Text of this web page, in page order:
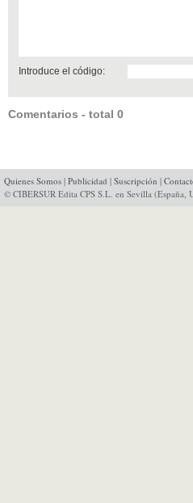
Introduce el código:
Comentarios - total 0
Quienes Somos | Publicidad | Suscripción |
© CIBERSUR Edita CPS S.L. en Sevilla (España,